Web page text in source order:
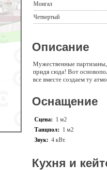
Монгал
Четвертый
Описание
Мужественные
придя сюда! Вот
все вместе создаем ту
Оснащение
Сцена: 1 м2
Танцпол: 1 м2
Звук: 4 кВт.
Кухня и